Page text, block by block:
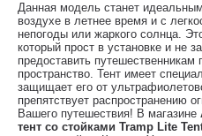
Данная модель станет
воздухе в летнее время и с
непогоды или жаркого солнца.
который прост в установке и не
предоставить путешественникам
пространство. Тент имеет
защищает его от
препятствует распространению
Вашего путешествия! В магазине
тент со стойками Tramp Lite